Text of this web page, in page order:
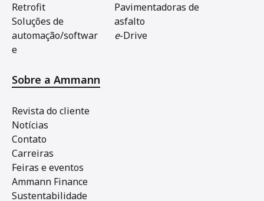
Retrofit
Soluções de
automação/softwar
e
Pavimentadoras de
asfalto
e-Drive
Sobre a Ammann
Revista do cliente
Notícias
Contato
Carreiras
Feiras e eventos
Ammann Finance
Sustentabilidade